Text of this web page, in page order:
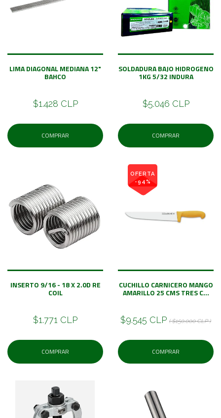
LIMA DIAGONAL MEDIANA 12"
BAHCO
$1.428 CLP
COMPRAR
SOLDADURA BAJO HIDROGENO
1KG 5/32 INDURA
$5.046 CLP
COMPRAR
INSERTO 9/16 - 18 X 2.0D RE
COIL
$1.771 CLP
COMPRAR
OFERTA
-94%
CUCHILLO CARNICERO MANGO
AMARILLO 25 CMS TRES C...
$9.545 CLP ( $150.000 CLP )
COMPRAR